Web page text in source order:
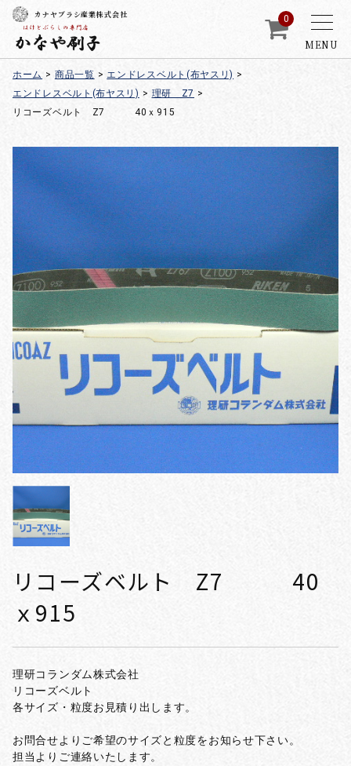
MENU
カナヤブラシ産業株式会社 0
ホーム > 商品一覧 > エンドレスベルト(布ヤスリ) >
エンドレスベルト(布ヤスリ) > 理研 Z7 >
リコーズベルト Z7 40ｘ915
リコーズベルト Z7 40
ｘ915
理研コランダム株式会社
リコーズベルト
各サイズ・粒度お見積り出します。
お問合せよりご希望のサイズと粒度をお知らせ下さい。
担当よりご連絡いたします。